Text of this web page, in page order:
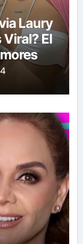
Laury
Viral? El